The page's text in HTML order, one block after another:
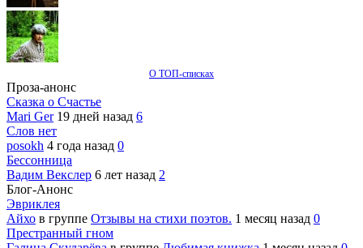
О ТОП-списках
Проза-анонс
Сказка о Счастье
Mari Ger 19 дней назад 6
Слов нет
posokh 4 года назад 0
Бессонница
Вадим Векслер 6 лет назад 2
Блог-Анонс
Эвриклея
Айхо в группе Отзывы на стихи поэтов. 1 месяц назад 0
Престранный гном